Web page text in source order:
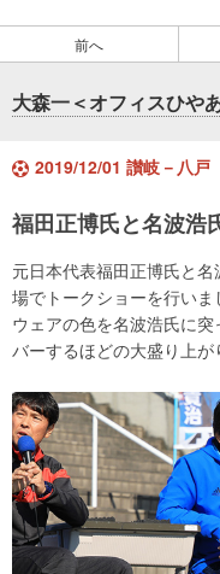
前へ
大森一＜オフィスひや
2019/12/01 讃岐－八戸
福田正博氏と名波浩
元日本代表福田正博氏と
場でトークショーを行いま
ウェアの色を名波浩氏に
バーするほどの大盛り上が